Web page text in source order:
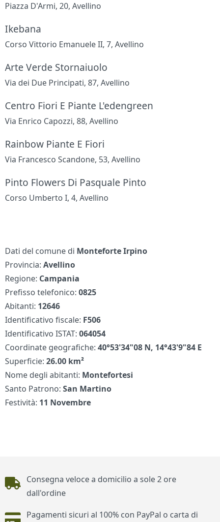
Piazza D'Armi, 20, Avellino
Ikebana
Corso Vittorio Emanuele II, 7, Avellino
Arte Verde Stornaiuolo
Via dei Due Principati, 87, Avellino
Centro Fiori E Piante L'edengreen
Via Enrico Capozzi, 88, Avellino
Rainbow Piante E Fiori
Via Francesco Scandone, 53, Avellino
Pinto Flowers Di Pasquale Pinto
Corso Umberto I, 4, Avellino
Dati del comune di Monteforte Irpino
Provincia:Avellino
Regione: Campania
Prefisso telefonico:0825
Abitanti: 12646
Identificativo fiscale: F506
Identificativo ISTAT:064054
Coordinate geografiche:40°53'34"08 N, 14°43'9"84 E
Superficie:26.00 km²
Nome degli abitanti: Montefortesi
Santo Patrono:San Martino
Festività: 11 Novembre
Piè di pagina
Consegna veloce a domicilio a sole 2 ore
dall'ordine
Pagamenti sicuri al 100% con PayPal o carta di